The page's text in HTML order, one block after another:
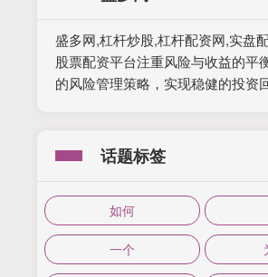
盛多网,杠杆炒股,杠杆配资网,实盘
股票配资平台注重风险与收益的平
的风险管理策略，实现稳健的投资回
话题标签
如何
一个